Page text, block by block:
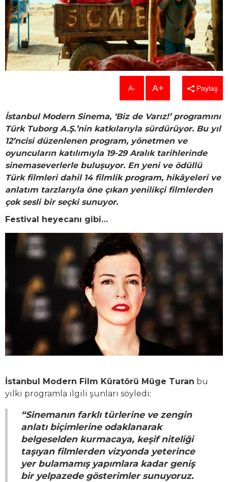
A- A+ Paylaş
İstanbul Modern Sinema, ‘Biz de Varız!’ programını
Türk Tuborg A.Ş.’nin katkılarıyla sürdürüyor. Bu yıl
12’ncisi düzenlenen program, yönetmen ve
oyuncuların katılımıyla 19-29 Aralık tarihlerinde
sinemaseverlerle buluşuyor. En yeni ve ödüllü
Türk filmleri dahil 14 filmlik program, hikâyeleri ve
anlatım tarzlarıyla öne çıkan yenilikçi filmlerden
çok sesli bir seçki sunuyor.
Festival heyecanı gibi…
İstanbul Modern Film Küratörü Müge Turan bu
yılki programla ilgili şunları söyledi:
“Sinemanın farklı türlerine ve zengin
anlatı biçimlerine odaklanarak
belgeselden kurmacaya, keşif niteliği
taşıyan filmlerden vizyonda yeterince
yer bulamamış yapımlara kadar geniş
bir yelpazede gösterimler sunuyoruz.